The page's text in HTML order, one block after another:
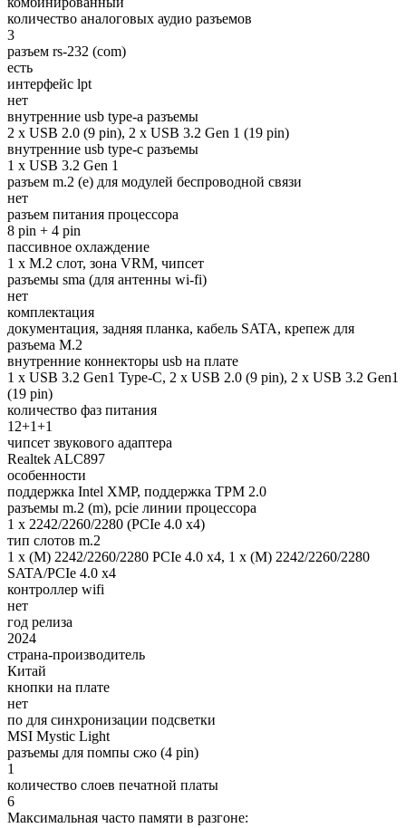
количество аналоговых аудио разъемов
3
разъем rs-232 (com)
есть
интерфейс lpt
нет
внутренние usb type-a разъемы
2 x USB 2.0 (9 pin), 2 x USB 3.2 Gen 1 (19 pin)
внутренние usb type-c разъемы
1 x USB 3.2 Gen 1
разъем m.2 (e) для модулей беспроводной связи
нет
разъем питания процессора
8 pin + 4 pin
пассивное охлаждение
1 x M.2 слот, зона VRM, чипсет
разъемы sma (для антенны wi-fi)
нет
комплектация
документация, задняя планка, кабель SATA, крепеж для
разъема M.2
внутренние коннекторы usb на плате
1 х USB 3.2 Gen1 Type-C, 2 x USB 2.0 (9 pin), 2 x USB 3.2 Gen1
(19 pin)
количество фаз питания
12+1+1
чипсет звукового адаптера
Realtek ALC897
особенности
поддержка Intel XMP, поддержка TPM 2.0
разъемы m.2 (m), pcie линии процессора
1 x 2242/2260/2280 (PCIe 4.0 x4)
тип слотов m.2
1 x (M) 2242/2260/2280 PCIe 4.0 x4, 1 x (M) 2242/2260/2280
SATA/PCIe 4.0 x4
контроллер wifi
нет
год релиза
2024
страна-производитель
Китай
кнопки на плате
нет
по для синхронизации подсветки
MSI Mystic Light
разъемы для помпы сжо (4 pin)
1
количество слоев печатной платы
6
Максимальная часто памяти в разгоне: